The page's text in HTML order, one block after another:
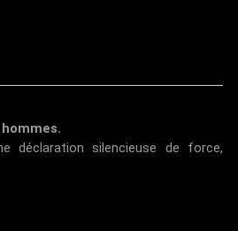
déclaration silencieuse de force,